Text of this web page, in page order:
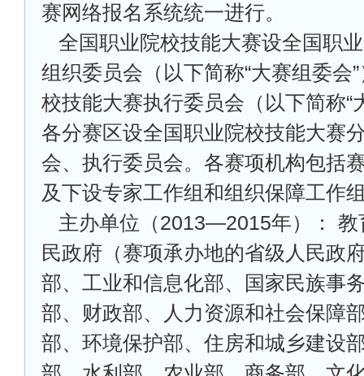
赛网络报名系统统一进行。
全国职业院校技能大赛设全国职
组织委员会（以下简称“大赛组委会
校技能大赛执行委员会（以下简称“
各分赛区设全国职业院校技能大赛
会、执行委员会。各赛项机构包括
及下设专家工作组和组织保障工作
主办单位（2013—2015年）： 教
民政府（赛项承办地的省级人民政
部、工业和信息化部、国家民族事
部、财政部、人力资源和社会保障
部、环境保护部、住房和城乡建设